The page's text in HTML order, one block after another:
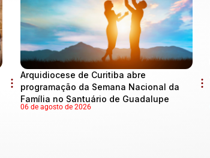
Arquidiocese de Curitiba abre
programação da Semana Nacional da
Família no Santuário de Guadalupe
06 de agosto de 2026